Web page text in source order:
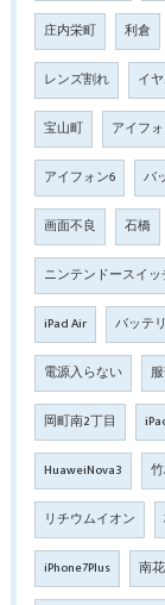
庄内栄町 利倉
レンズ割れ イ
宝山町 アイフ
アイフォン6 バ
画面不良 石橋
ニンテンドースイッ
iPad Air バッテ
電源入らない
岡町南2丁目
HuaweiNova3
リチウムイオン
iPhone7Plus 南